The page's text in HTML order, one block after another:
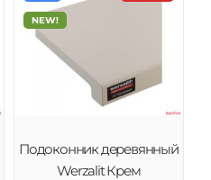
NEW!
Подоконник деревянный
Werzalit Крем